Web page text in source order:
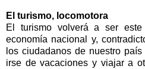
El turismo, locomotora
El turismo volverá a ser
economía nacional y,
los ciudadanos de nuestro
irse de vacaciones y viajar a